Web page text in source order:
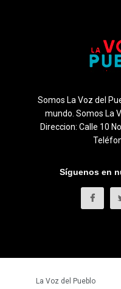
Somos La Voz del
mundo. Somos La
Direccion: Calle 10
Síguenos en
La Voz del Pueblo